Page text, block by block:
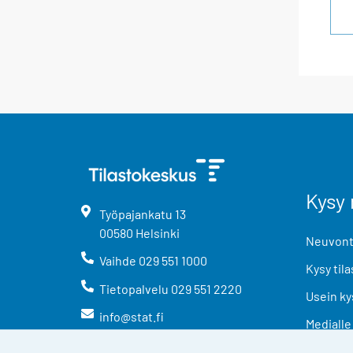
Työpajankatu 13
00580 Helsinki
Vaihde 029 551 1000
Tietopalvelu 029 551 2220
info@stat.fi
Kysy
Usein
Medialle